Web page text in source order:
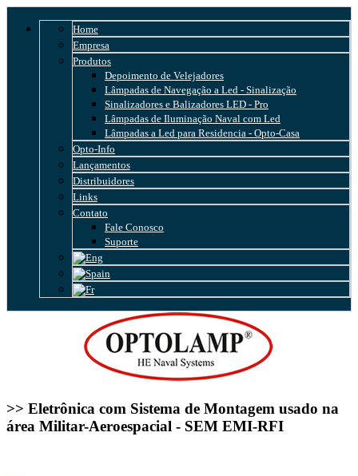
Home
Empresa
Produtos
Depoimento de Velejadores
Lâmpadas de Navegação a Led - Sinalização
Sinalizadores e Balizadores LED - Pro
Lâmpadas de Iluminação Naval com Led
Lâmpadas a Led para Residencia - Opto-Casa
Opto-Info
Lançamentos
Distribuidores
Links
Contato
Fale Conosco
Suporte
>> Eletrônica com Sistema de Montagem usado na
área Militar-Aeroespacial - SEM EMI-RFI